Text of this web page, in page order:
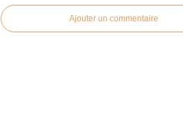
Ajouter un commentaire